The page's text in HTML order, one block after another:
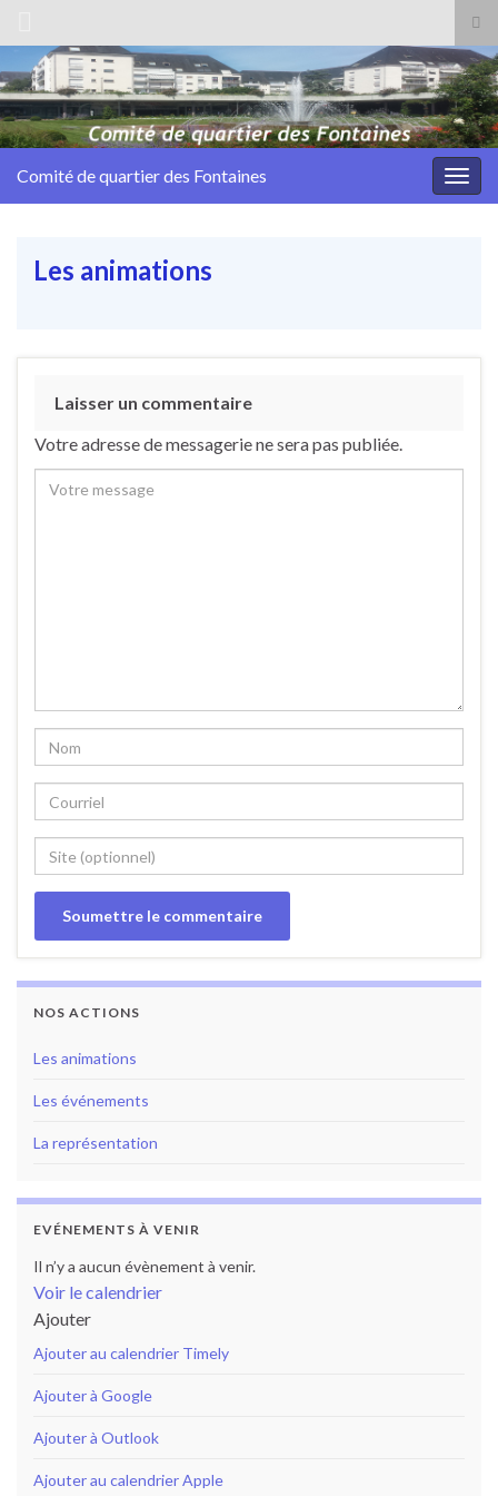
Search for:
Comité de quartier des Fontaines
Les animations
Laisser un commentaire
Votre adresse de messagerie ne sera pas publiée.
NOS ACTIONS
Les animations
Les événements
La représentation
EVÉNEMENTS À VENIR
Il n’y a aucun évènement à venir.
Voir le calendrier
Ajouter
Ajouter au calendrier Timely
Ajouter à Google
Ajouter à Outlook
Ajouter au calendrier Apple